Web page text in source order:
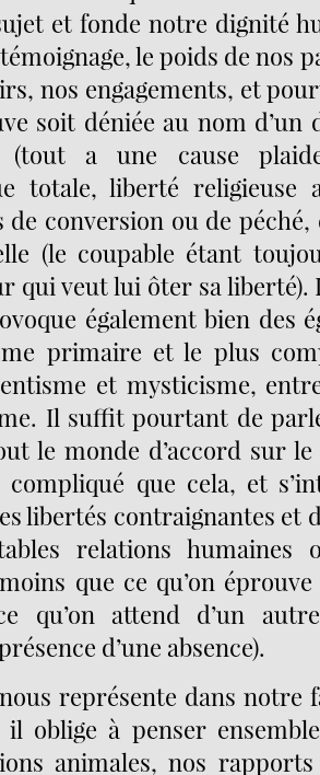
et fonde notre dignité
le poids de nos
nos engagements, et
soit déniée au nom d’un
(tout a une cause
totale, liberté religieuse
de conversion ou de péché,
(le coupable étant
qui veut lui ôter sa liberté).
également bien des
primaire et le plus
et mysticisme,
Il suffit pourtant de
le monde d’accord sur le
que cela, et
libertés contraignantes et
relations humaines
que ce qu’on
qu’on attend d’un
d’une absence).
représente dans notre
il oblige à penser
animales, nos